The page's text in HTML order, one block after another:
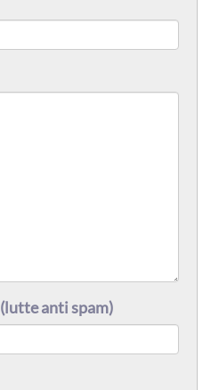
(lutte anti spam)